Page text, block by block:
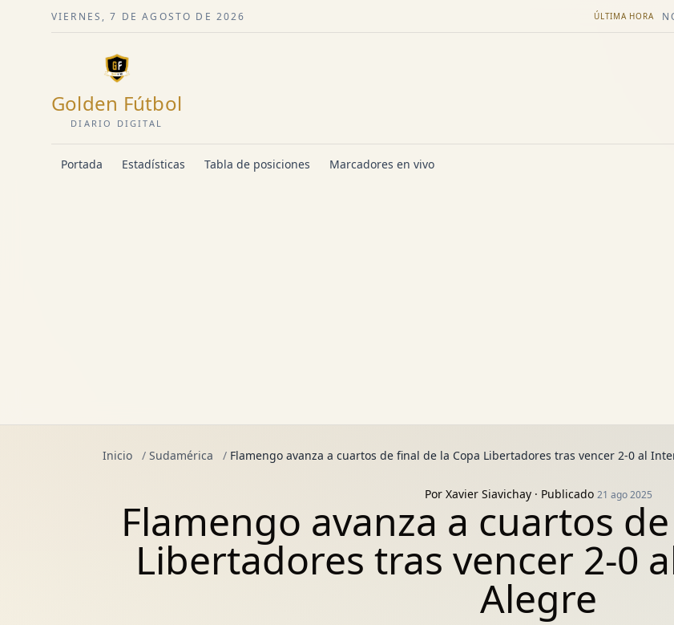
VIERNES, 7 DE AGOSTO DE 2026 ÚLTIMA HORA
Golden Fútbol
DIARIO DIGITAL
Portada Estadísticas Tabla de posiciones Marcadores en vivo
Inicio / Sudamérica / Flamengo avanza a cuartos de final de la Copa Libertadores tras vencer 2-0 al
Por Xavier Siavichay · Publicado 21 ago 2025
Flamengo avanza a cuartos
Libertadores tras vencer 2-0
Alegre